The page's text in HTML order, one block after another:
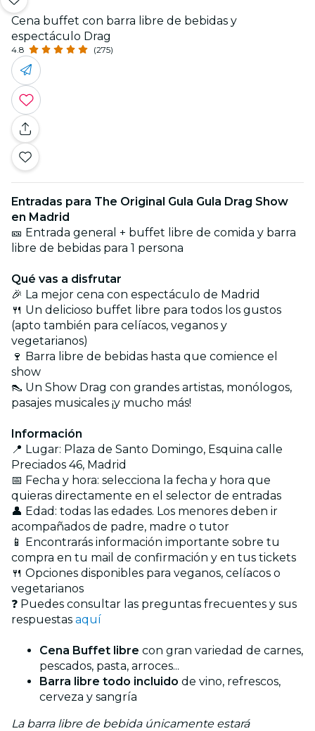
Cena buffet con barra libre de bebidas y
espectáculo Drag
4.8 (275)
Entradas para The Original Gula Gula Drag Show
en Madrid
🎫 Entrada general + buffet libre de comida y barra
libre de bebidas para 1 persona
Qué vas a disfrutar
🎉 La mejor cena con espectáculo de Madrid
🍴 Un delicioso buffet libre para todos los gustos
(apto también para celíacos, veganos y
vegetarianos)
🍷 Barra libre de bebidas hasta que comience el
show
👠 Un Show Drag con grandes artistas, monólogos,
pasajes musicales ¡y mucho más!
Información
📍 Lugar: Plaza de Santo Domingo, Esquina calle
Preciados 46, Madrid
📅 Fecha y hora: selecciona la fecha y hora que
quieras directamente en el selector de entradas
👤 Edad: todas las edades. Los menores deben ir
acompañados de padre, madre o tutor
📱 Encontrarás información importante sobre tu
compra en tu mail de confirmación y en tus tickets
🍴 Opciones disponibles para veganos, celíacos o
vegetarianos
❓ Puedes consultar las preguntas frecuentes y sus
respuestas aquí
Cena Buffet libre con gran variedad de carnes,
pescados, pasta, arroces...
Barra libre todo incluido de vino, refrescos,
cerveza y sangría
La barra libre de bebida únicamente estará